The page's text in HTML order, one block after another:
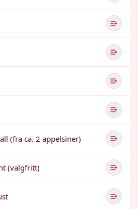
(fra ca. 2 appelsiner)
(valgfritt)